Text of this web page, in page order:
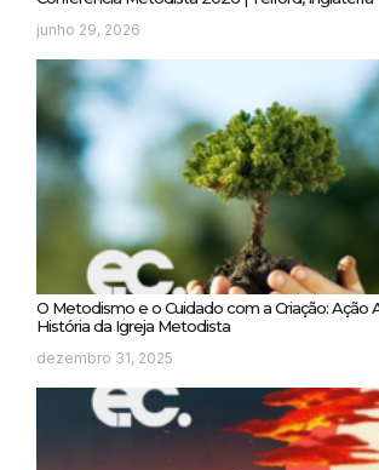
junho 29, 2026
O Metodismo e o Cuidado com a Criação: Ação
História da Igreja Metodista
dezembro 31, 2025